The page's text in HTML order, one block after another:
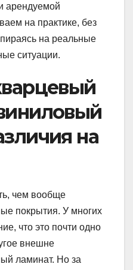
арендуемой
на практике, без
на реальные
ситуации.
на
чем вообще
покрытия. У многих
что это почти одно
внешне
ламинат. Но за